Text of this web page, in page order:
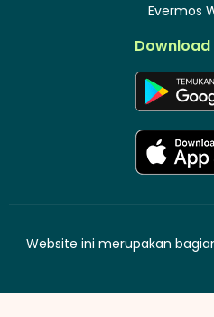
Evermos
Download
Website ini merupakan